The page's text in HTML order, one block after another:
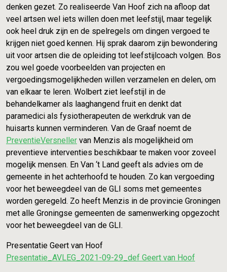
denken gezet. Zo realiseerde Van Hoof zich na afloop dat
veel artsen wel iets willen doen met leefstijl, maar tegelijk
ook heel druk zijn en de spelregels om dingen vergoed te
krijgen niet goed kennen. Hij sprak daarom zijn bewondering
uit voor artsen die de opleiding tot leefstijlcoach volgen. Bos
zou wel goede voorbeelden van projecten en
vergoedingsmogelijkheden willen verzamelen en delen, om
van elkaar te leren. Wolbert ziet leefstijl in de
behandelkamer als laaghangend fruit en denkt dat
paramedici als fysiotherapeuten de werkdruk van de
huisarts kunnen verminderen. Van de Graaf noemt de
PreventieVersneller van Menzis als mogelijkheid om
preventieve interventies beschikbaar te maken voor zoveel
mogelijk mensen. En Van ‘t Land geeft als advies om de
gemeente in het achterhoofd te houden. Zo kan vergoeding
voor het beweegdeel van de GLI soms met gemeentes
worden geregeld. Zo heeft Menzis in de provincie Groningen
met alle Groningse gemeenten de samenwerking opgezocht
voor het beweegdeel van de GLI.
Presentatie Geert van Hoof
Presentatie_AVLEG_2021-09-29_def Geert van Hoof